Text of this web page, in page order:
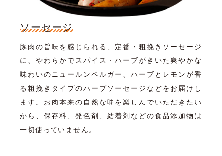
ソーセージ
豚肉の旨味を感じられる、定番・粗挽きソーセージ
に、やわらかでスパイス・ハーブがきいた爽やかな
味わいのニュールンベルガー、ハーブとレモンが香
る粗挽きタイプのハーブソーセージなどをお届けし
ます。お肉本来の自然な味を楽しんでいただきたい
から、保存料、発色剤、結着剤などの食品添加物は
一切使っていません。